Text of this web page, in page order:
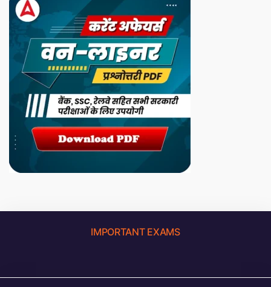
IMPORTANT EXAMS